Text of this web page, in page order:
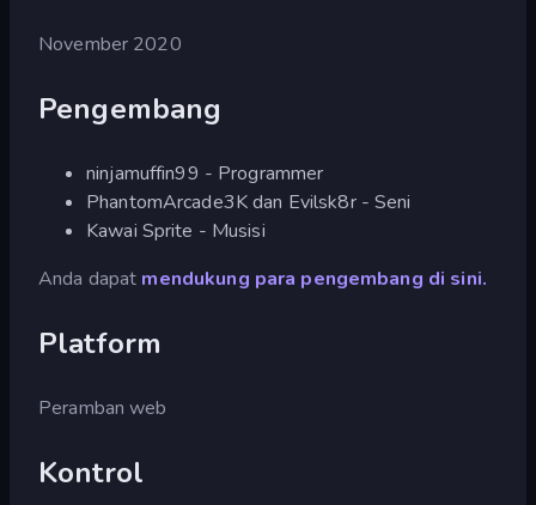
November 2020
Pengembang
ninjamuffin99 - Programmer
PhantomArcade3K dan Evilsk8r - Seni
Kawai Sprite - Musisi
Anda dapat mendukung para pengembang di sini.
Platform
Peramban web
Kontrol